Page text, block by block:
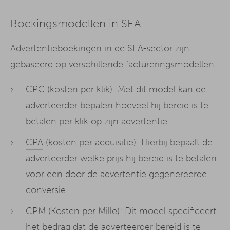
Boekingsmodellen in SEA
Advertentieboekingen in de SEA-sector zijn
gebaseerd op verschillende factureringsmodellen:
CPC (kosten per klik): Met dit model kan de
adverteerder bepalen hoeveel hij bereid is te
betalen per klik op zijn advertentie.
CPA (kosten per acquisitie): Hierbij bepaalt de
adverteerder welke prijs hij bereid is te betalen
voor een door de advertentie gegenereerde
conversie.
CPM (Kosten per Mille): Dit model specificeert
het bedrag dat de adverteerder bereid is te